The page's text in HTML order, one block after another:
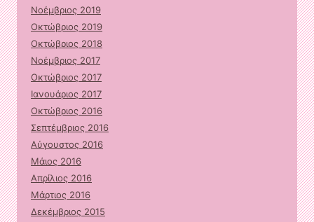
Νοέμβριος 2019
Οκτώβριος 2019
Οκτώβριος 2018
Νοέμβριος 2017
Οκτώβριος 2017
Ιανουάριος 2017
Οκτώβριος 2016
Σεπτέμβριος 2016
Αύγουστος 2016
Μάιος 2016
Απρίλιος 2016
Μάρτιος 2016
Δεκέμβριος 2015